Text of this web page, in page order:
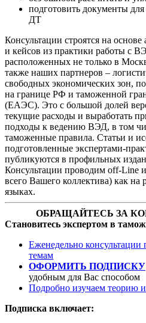
подготовить документы
ДТ
Консультации строятся на
и кейсов из практики работы с
расположенных не только в
также наших партнеров –
свободных экономических зон,
на границе РФ и таможенной
(ЕАЭС). Это с большой долей
текущие расходы и выработать
подходы к ведению ВЭД, в том
таможенные правила. Статьи и
подготовленные экспертами-
публикуются в профильных
Консультации проводим off-Line
всего Вашего коллектива) как на
языках.
ОБРАЩАЙТЕСЬ ЗА
Становитесь экспертом в
Еженедельно
темам
ОФОРМИТЬ ПОДПИСКУ
удобным для Вас способом
Подробно изучаем теорию
Подписка включает: